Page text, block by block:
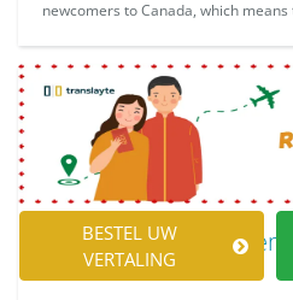
BESTEL UW
VERTALING
newcomers to Canada, which means
Canada Visa
Citizens